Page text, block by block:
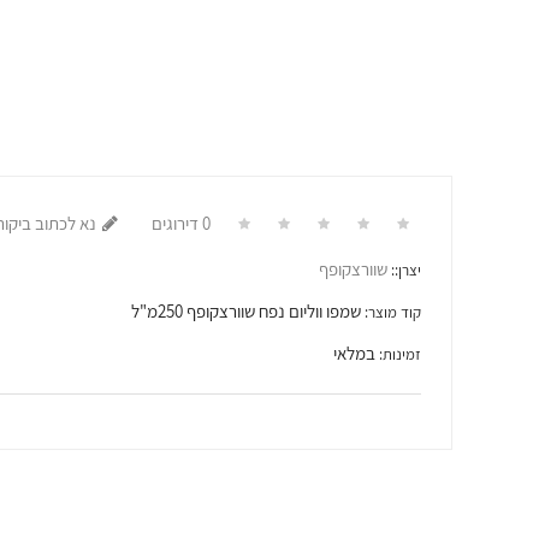
0 דירוגים נא לכתוב
יצרן:: שוורצקופף
קוד מוצר: שמפו ווליום נפח שוורצקופף 250מ"ל
זמינות: במלאי